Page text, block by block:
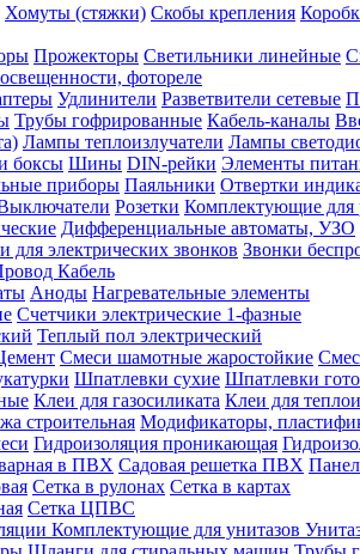
Хомуты (стяжки) Скобы крепления
Прожекторы Светильники линейные
фотореле
Удлинители Разветвители сетевые
Трубы гофрированные Кабель-каналы
Лампы теплоизлучатели Лампы
боксы Шины DIN-рейки Элементы
приборы Паяльники Отвертки
Розетки Комплектующие для
Дифференциальные автоматы, УЗО
для электрических звонков Звонки
Кабель
Аноды Нагревательные элементы
Счетчики электрические 1-фазные
Теплый пол электрический
Смеси шамотные жаростойкие
Шпатлевки сухие Шпатлевки
Клеи для газосиликата Клеи для
строительная Модификаторы,
Гидроизоляция проникающая
в ПВХ Садовая решетка ПВХ
Сетка в рулонах Сетка в картах
Сетка ЦПВС
Комплектующие для унитазов